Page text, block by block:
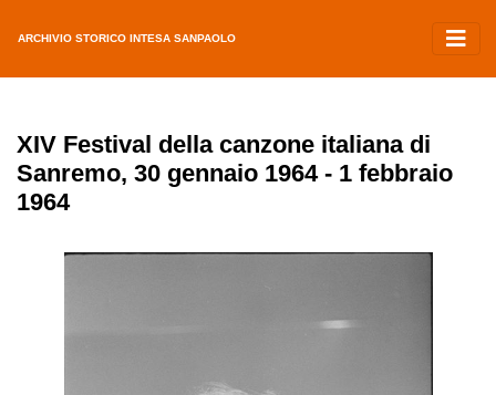
ARCHIVIO STORICO INTESA SANPAOLO
XIV Festival della canzone italiana di
Sanremo, 30 gennaio 1964 - 1 febbraio
1964